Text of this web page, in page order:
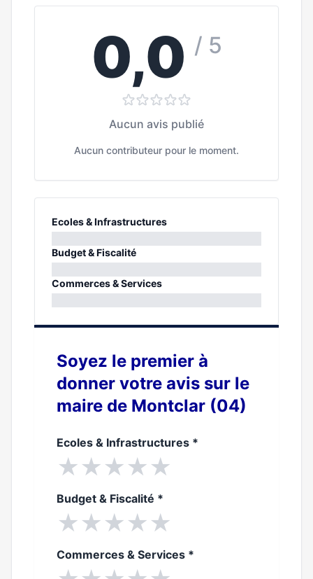
0,0 / 5
Aucun avis publié
Aucun contributeur pour le moment.
Ecoles & Infrastructures
0%
Budget & Fiscalité
0%
Commerces & Services
Soyez le premier à
donner votre avis sur le
maire de Montclar (04)
Ecoles & Infrastructures *
★★★★★
Budget & Fiscalité *
★★★★★
Commerces & Services *